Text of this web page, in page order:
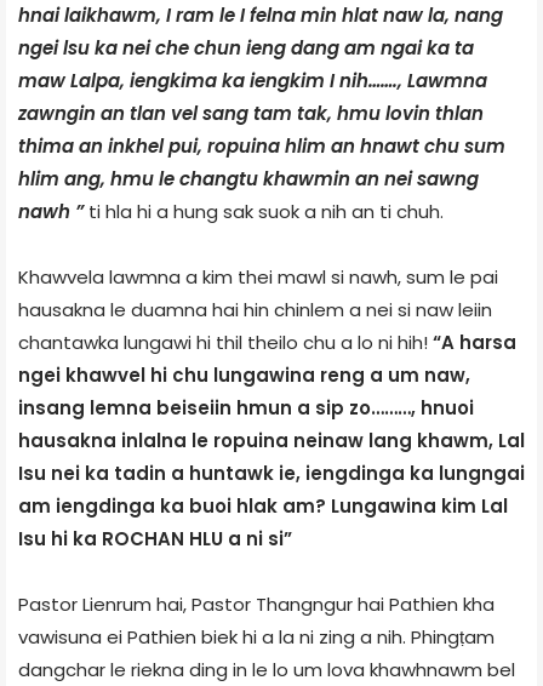
hnai laikhawm, I ram le I felna min hlat naw la, nang
ngei lsu ka nei che chun ieng dang am ngai ka ta
maw Lalpa, iengkima ka iengkim I nih……., Lawmna
zawngin an tlan vel sang tam tak, hmu lovin thlan
thima an inkhel pui, ropuina hlim an hnawt chu sum
hlim ang, hmu le changtu khawmin an nei sawng
nawh ”ti hla hi a hung sak suok a nih an ti chuh.
Khawvela lawmna a kim thei mawl si nawh, sum le pai
hausakna le duamna hai hin chinlem a nei si naw leiin
chantawka lungawi hi thil theilo chu a lo ni hih!“A harsa
ngei khawvel hi chu lungawina reng a um naw,
insang lemna beiseiin hmun a sip zo………, hnuoi
hausakna inlalna le ropuina neinaw lang khawm, Lal
Isu nei ka tadin a huntawk ie, iengdinga ka lungngai
am iengdinga ka buoi hlak am? Lungawina kim Lal
Isu hi ka ROCHAN HLU a ni si”
Pastor Lienrum hai, Pastor Thangngur hai Pathien kha
vawisuna ei Pathien biek hi a la ni zing a nih. Phingṭam
dangchar le riekna ding in le lo um lova khawhnawm bel